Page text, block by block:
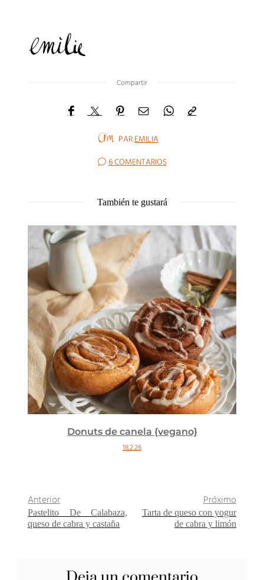
Compartir
PAREMILIA
6 COMENTARIOS
También te gustará
Donuts de canela {vegano}
18.2.26
Anterior
Pastelito De Calabaza,
queso de cabra y castaña
Próximo
Tarta de queso con yogur
de cabra y limón